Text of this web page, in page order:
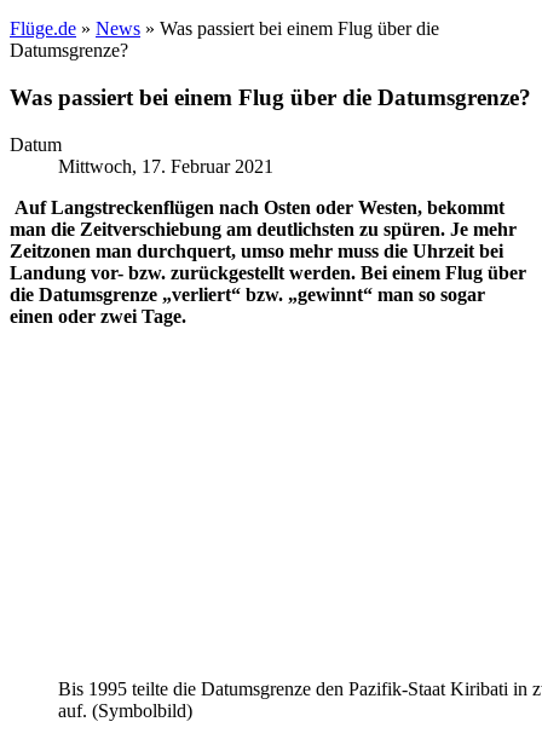
Flüge.de » News » Was passiert bei einem Flug über die
Datumsgrenze?
Was passiert bei einem Flug über die Datumsgrenze?
Datum
Mittwoch, 17. Februar 2021
Auf Langstreckenflügen nach Osten oder Westen, bekommt
man die Zeitverschiebung am deutlichsten zu spüren. Je mehr
Zeitzonen man durchquert, umso mehr muss die Uhrzeit bei
Landung vor- bzw. zurückgestellt werden. Bei einem Flug über
die Datumsgrenze „verliert“ bzw. „gewinnt“ man so sogar
einen oder zwei Tage.
Bis 1995 teilte die Datumsgrenze den Pazifik-Staat Kiribati in
auf. (Symbolbild)